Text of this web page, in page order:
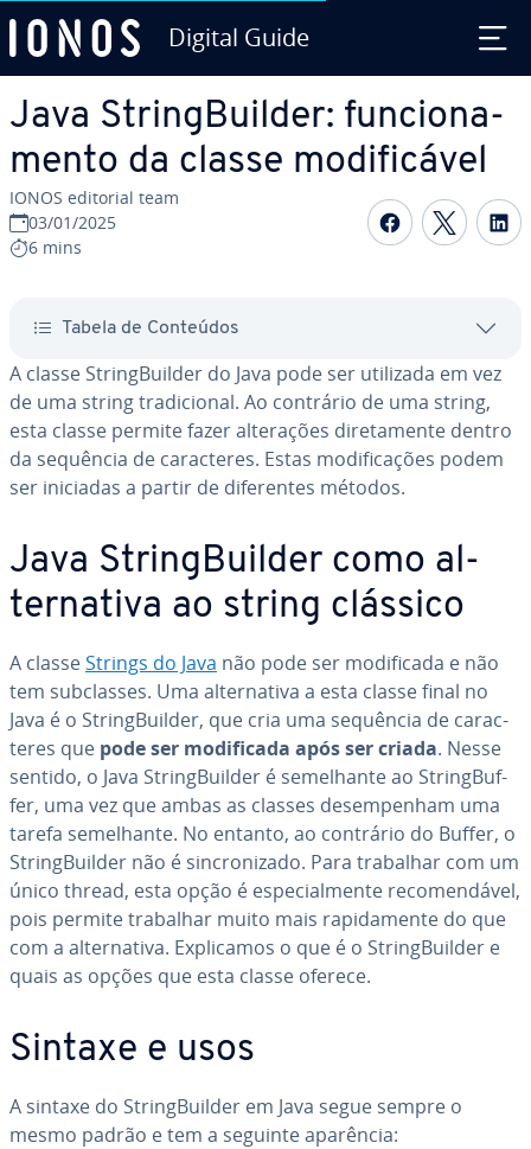
Digital Guide
Java String­Buil­der: fun­ci­o­na­
mento da classe mo­di­fi­cá­vel
IONOS editorial team
03/01/2025
6 mins
Tabela de Conteúdos
A classe String­Buil­der do Java pode ser utilizada em vez
de uma string tra­di­ci­o­nal. Ao contrário de uma string,
esta classe permite fazer al­te­ra­ções di­re­ta­mente dentro
da sequência de ca­rac­te­res. Estas mo­di­fi­ca­ções podem
ser iniciadas a partir de di­fe­ren­tes métodos.
Java String­Buil­der como al­
ter­na­tiva ao string clássico
A classeStrings do Java não pode ser mo­di­fi­cada e não
tem sub­clas­ses. Uma al­ter­na­tiva a esta classe final no
Java é o String­Buil­der, que cria uma sequência de ca­rac­
te­res que pode ser mo­di­fi­cada após ser criada. Nesse
sentido, o Java String­Buil­der é se­me­lhante ao String­Buf­
fer, uma vez que ambas as classes de­sem­pe­nham uma
tarefa se­me­lhante. No entanto, ao contrário do Buffer, o
String­Buil­der não é sin­cro­ni­zado. Para trabalhar com um
único thread, esta opção é es­pe­ci­al­mente re­co­men­dá­vel,
pois permite trabalhar muito mais ra­pi­da­mente do que
com a al­ter­na­tiva. Ex­pli­ca­mos o que é o String­Buil­der e
quais as opções que esta classe oferece.
Sintaxe e usos
A sintaxe do String­Buil­der em Java segue sempre o
mesmo padrão e tem a seguinte aparência: